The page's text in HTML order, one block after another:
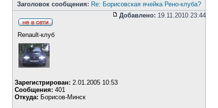
Заголовок сообщения: Re: Борисовская ячейка Рено-клуба?
Добавлено: 19.11.2010 23:44
Renault-клуб
Зарегистрирован: 2.01.2005 10:53
Сообщения: 401
Откуда: Борисов-Минск